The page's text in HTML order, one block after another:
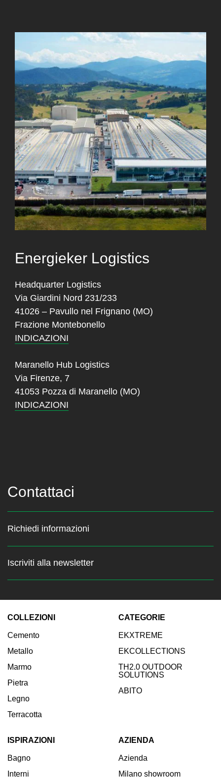
Energieker Logistics
Headquarter Logistics
Via Giardini Nord 231/233
41026 – Pavullo nel Frignano (MO)
Frazione Montebonello
INDICAZIONI
Maranello Hub Logistics
Via Firenze, 7
41053 Pozza di Maranello (MO)
INDICAZIONI
Contattaci
Richiedi informazioni
Iscriviti alla newsletter
Resta sempre aggiornato sulle
Inserisci la tua email:
COLLEZIONI
Cemento
Metallo
Marmo
Pietra
Legno
Terracotta
CATEGORIE
EKXTREME
EKCOLLECTIONS
TH2.0 OUTDOOR
SOLUTIONS
ABITO
ISPIRAZIONI
Bagno
Interni
AZIENDA
Azienda
Milano showroom